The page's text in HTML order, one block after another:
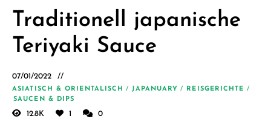
einfache
vegane
Rezepte
für jeden
Tag
Traditionell japanische
Teriyaki Sauce
07/01/2022
ASIATISCH & ORIENTALISCH / JAPANUARY / REISGERICHTE /
SAUCEN & DIPS
12.8K 1 0